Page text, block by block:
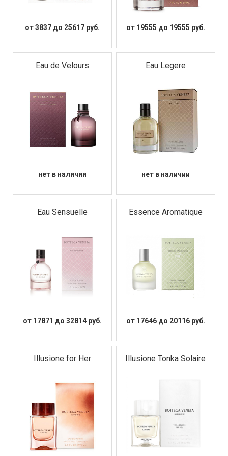
позволяя каждой девушке найти свой идеальный
Независимо от того, ищете ли вы легкий дневной
парфюмерия Bottega Veneta – это превосходный
индивидуальность. Откройте для себя мир изысканных
Погрузитесь в мир изысканной роскоши и убедитесь в
безупречном качестве этого уникального бренда. Мы
предлагаем только оригинальную продукцию Bottega
Veneta, гарантируя высочайшее качество и
аутентичность каждого аромата. Выбирайте Bottega
Veneta – выбирайте совершенство.
от 3837 до 25617 руб. от 19555 до 19555 руб.
Eau de Velours
нет в наличии
Eau Legere
нет в наличии
Eau Sensuelle
от 17871 до 32814 руб.
Essence Aromatique
от 17646 до 20116 руб.
Illusione for Her Illusione Tonka Solaire